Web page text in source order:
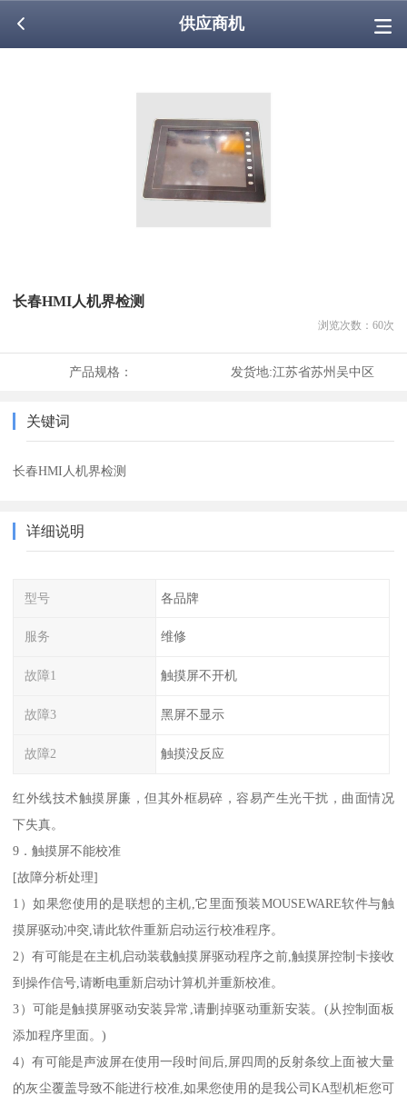
供应商机
长春HMI人机界检测
浏览次数： 60次
产品规格： 发货地:江苏省苏州吴中区
关键词
长春HMI人机界检测
详细说明
型号 各品牌
服务 维修
故障1 触摸屏不开机
故障3 黑屏不显示
故障2 触摸没反应
红外线技术触摸屏廉，但其外框易碎，容易产生光干扰，曲面情况
下失真。
9．触摸屏不能校准
[故障分析处理]
1）如果您使用的是联想的主机,它里面预装MOUSEWARE软件与触
摸屏驱动冲突,请此软件重新启动运行校准程序。
2）有可能是在主机启动装载触摸屏驱动程序之前,触摸屏控制卡接收
到操作信号,请断电重新启动计算机并重新校准。
3）可能是触摸屏驱动安装异常,请删掉驱动重新安装。(从控制面板
添加程序里面。)
4）有可能是声波屏在使用一段时间后,屏四周的反射条纹上面被大量
的灰尘覆盖导致不能进行校准,如果您使用的是我公司KA型机柜您可